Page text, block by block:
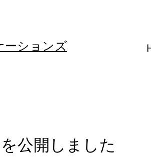
ーションズ
公開しました